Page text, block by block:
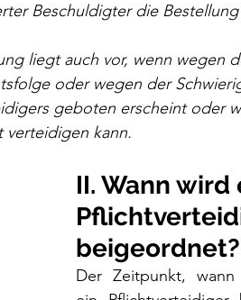
Beschuldigter die
liegt auch vor, wenn wegen
oder wegen der
geboten erscheint oder
verteidigen kann.
II. Wann wird
beigeordnet?
Der Zeitpunkt,